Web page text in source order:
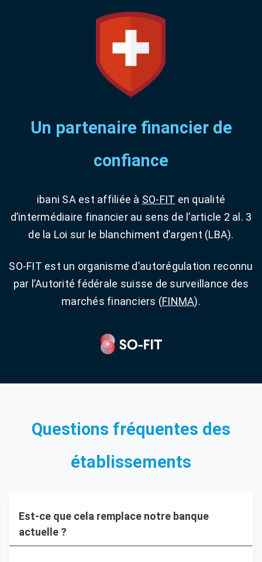
Un partenaire financier de
confiance
ibani SA est affiliée à SO-FIT en qualité
d’intermédiaire financier au sens de l’article 2 al. 3
de la Loi sur le blanchiment d’argent (LBA).
SO-FIT est un organisme d’autorégulation reconnu
par l’Autorité fédérale suisse de surveillance des
marchés financiers (FINMA).
Questions fréquentes des
établissements
Est-ce que cela remplace notre banque
actuelle ?